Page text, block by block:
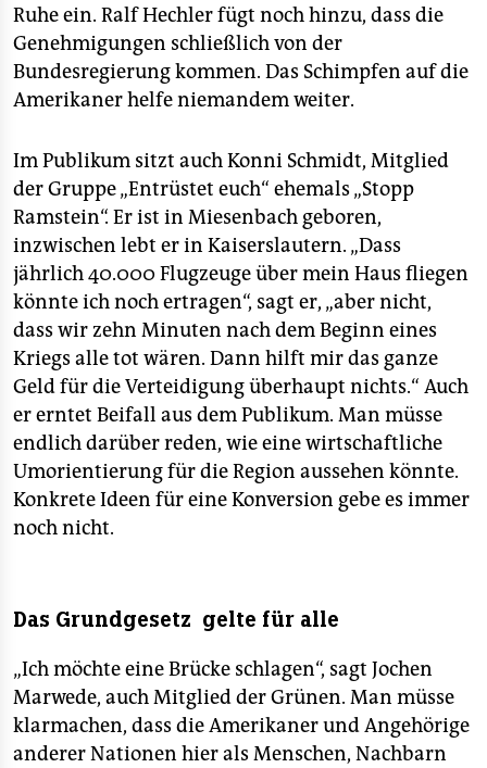
Ruhe ein. Ralf Hechler fügt noch hinzu, dass die
Genehmigungen schließlich von der
Bundesregierung kommen. Das Schimpfen auf die
Amerikaner helfe niemandem weiter.
Im Publikum sitzt auch Konni Schmidt, Mitglied
der Gruppe „Entrüstet euch“ ehemals „Stopp
Ramstein“. Er ist in Miesenbach geboren,
inzwischen lebt er in Kaiserslautern. „Dass
jährlich 40.000 Flugzeuge über mein Haus fliegen
könnte ich noch ertragen“, sagt er, „aber nicht,
dass wir zehn Minuten nach dem Beginn eines
Kriegs alle tot wären. Dann hilft mir das ganze
Geld für die Verteidigung überhaupt nichts.“ Auch
er erntet Beifall aus dem Publikum. Man müsse
endlich darüber reden, wie eine wirtschaftliche
Umorientierung für die Region aussehen könnte.
Konkrete Ideen für eine Konversion gebe es immer
noch nicht.
Das Grundgesetz gelte für alle
„Ich möchte eine Brücke schlagen“, sagt Jochen
Marwede, auch Mitglied der Grünen. Man müsse
klarmachen, dass die Amerikaner und Angehörige
anderer Nationen hier als Menschen, Nachbarn